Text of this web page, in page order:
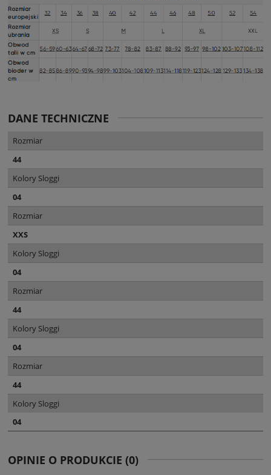
DANE TECHNICZNE
Rozmiar
44
Kolory Sloggi
04
Rozmiar
XXS
Kolory Sloggi
04
Rozmiar
44
Kolory Sloggi
04
Rozmiar
44
Kolory Sloggi
04
OPINIE O PRODUKCIE (0)